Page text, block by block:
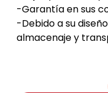
-Garantía en sus
-Debido a su
almacenaje y